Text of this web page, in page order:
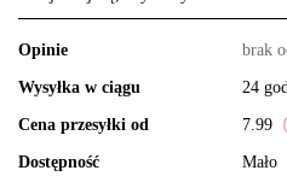
Opinie brak
Wysyłka w ciągu 24
Cena przesyłki od 7.99
Dostępność Mało